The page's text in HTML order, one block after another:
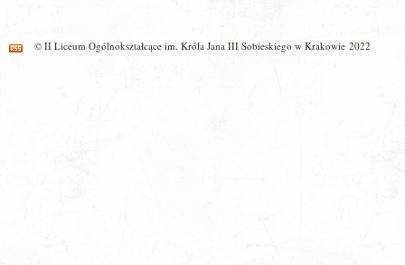
© II Liceum Ogólnokształcące im. Króla Jana III Sobieskiego w Krakowie 2022